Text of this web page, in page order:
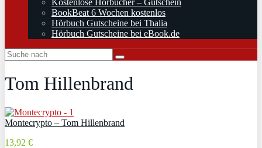
Kostenlose Hörbücher – Gutschein
BookBeat 6 Wochen kostenlos
Hörbuch Gutscheine bei Thalia
Hörbuch Gutscheine bei eBook.de
Tom Hillenbrand
Montecrypto – Tom Hillenbrand
13,92 €